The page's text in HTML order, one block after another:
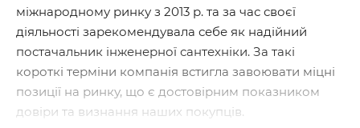
міжнародному ринку з 2013 р. та за час своєї
діяльності зарекомендувала себе як надійний
постачальник інженерної сантехніки. За такі
короткі терміни компанія встигла завоювати міцні
позиції на ринку, що є достовірним показником
довіри та визнання наших покупців.